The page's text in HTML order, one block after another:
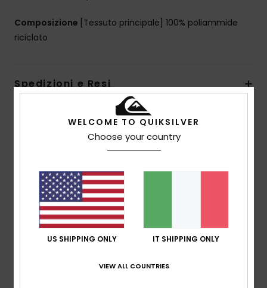
Composizione [Tessuto principale] 100% poliammide
riciclato
Spedizioni e Resi
Recensioni dei clienti
Punteggio medio
5.0
basato su 2 recensioni verificatedal novembre
Il 100% dei nostri clienti consiglia questo prodotto
WELCOME TO QUIKSILVER
Choose your country
US SHIPPING ONLY IT SHIPPING ONLY
VIEW ALL COUNTRIES